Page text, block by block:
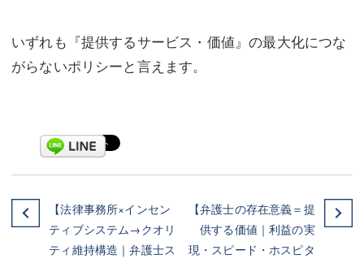
いずれも『提供するサービス・価値』の最大化につな
がらないポリシーと言えます。
【法律事務所×インセン
ティブシステム→クオリ
ティ維持構造｜弁護士ス
【弁護士の存在意義＝提
供する価値｜利益の実
現・スピード・ホスピタ